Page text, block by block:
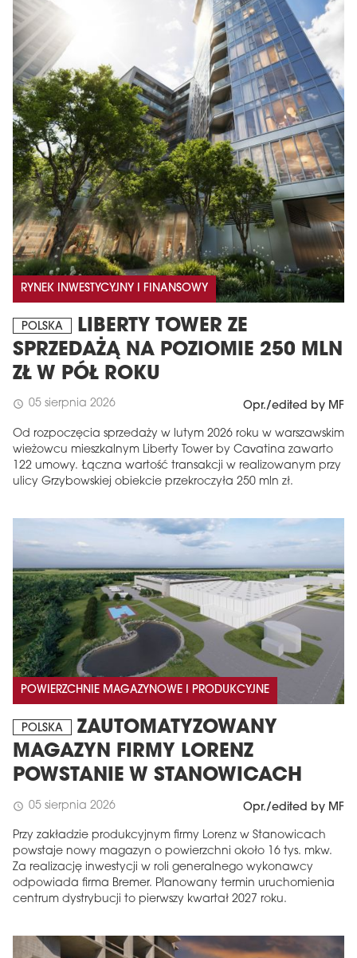
RYNEK INWESTYCYJNY I FINANSOWY
POLSKA
LIBERTY TOWER ZE
SPRZEDAŻĄ NA POZIOMIE 250 MLN
ZŁ W PÓŁ ROKU
schedule 05 sierpnia 2026 Opr./edited by MF
Od rozpoczęcia sprzedaży w lutym 2026 roku w warszawskim
wieżowcu mieszkalnym Liberty Tower by Cavatina zawarto
122 umowy. Łączna wartość transakcji w realizowanym przy
ulicy Grzybowskiej obiekcie przekroczyła 250 mln zł.
POWIERZCHNIE MAGAZYNOWE I PRODUKCYJNE
POLSKA
ZAUTOMATYZOWANY
MAGAZYN FIRMY LORENZ
POWSTANIE W STANOWICACH
schedule 05 sierpnia 2026 Opr./edited by MF
Przy zakładzie produkcyjnym firmy Lorenz w Stanowicach
powstaje nowy magazyn o powierzchni około 16 tys. mkw.
Za realizację inwestycji w roli generalnego wykonawcy
odpowiada firma Bremer. Planowany termin uruchomienia
centrum dystrybucji to pierwszy kwartał 2027 roku.